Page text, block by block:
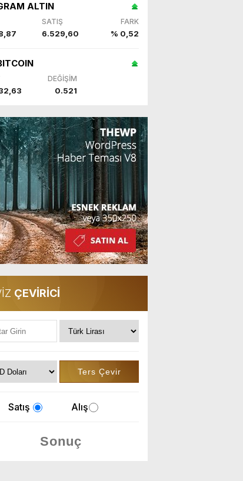
ALTIN
SATIŞ FARK
6.529,60 % 0,52
DEĞİŞİM
0.521
ÇEVİRİCİ
Satış Alış